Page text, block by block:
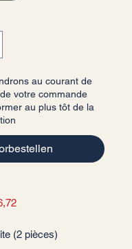
au courant de
votre commande
au plus tôt de la
(2 pièces)